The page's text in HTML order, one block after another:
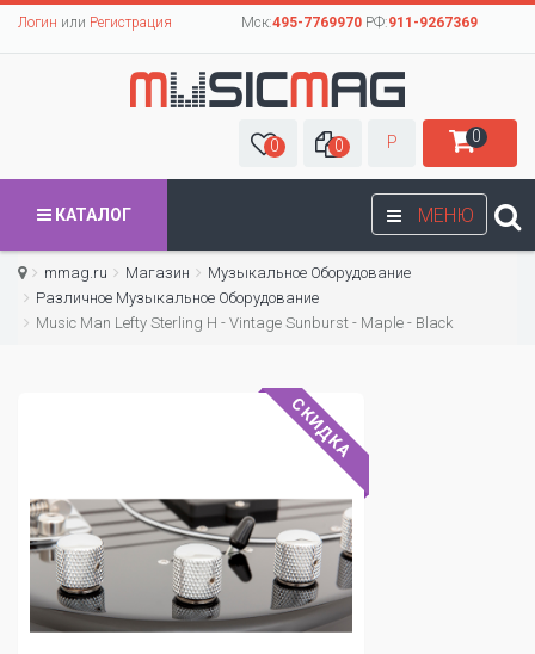
Логин или Регистрация Мск:495-7769970РФ:911-9267369
0 0 Р 0
МЕНЮ
КАТАЛОГ
mmag.ru Магазин
Музыкальное Оборудование
Различное Музыкальное Оборудование
Music Man Lefty Sterling H - Vintage Sunburst - Maple - Black
СКИДКА